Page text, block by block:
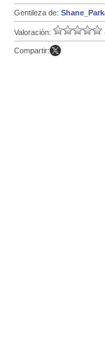
Gentileza de:
Valoración:
Compartir: